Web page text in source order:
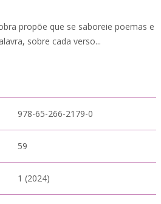
propõe que se saboreie poemas e
sobre cada verso...
978-65-266-2179-0
59
1 (2024)